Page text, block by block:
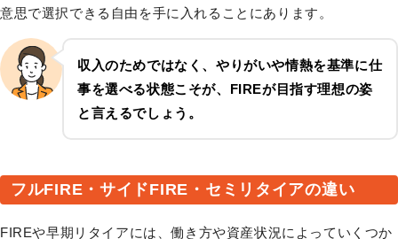
意思で選択できる自由を手に入れることにあります。
収入のためではなく、やりがいや情熱を基準に仕
事を選べる状態こそが、FIREが目指す理想の姿
と言えるでしょう。
フルFIRE・サイドFIRE・セミリタイアの違い
FIREや早期リタイアには、働き方や資産状況によっていくつか